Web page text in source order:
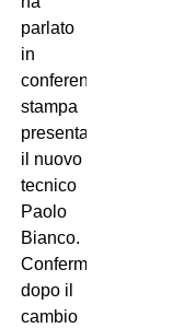
parlato
in
conferenza
stampa
presentando
il nuovo
tecnico
Paolo
Bianco.
Confermato
dopo il
cambio